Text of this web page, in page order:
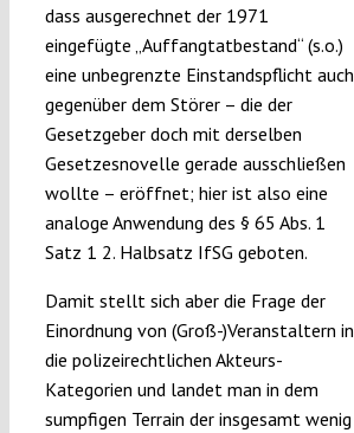
dass ausgerechnet der 1971
eingefügte „Auffangtatbestand“ (s.o.)
eine unbegrenzte Einstandspflicht auch
gegenüber dem Störer – die der
Gesetzgeber doch mit derselben
Gesetzesnovelle gerade ausschließen
wollte – eröffnet; hier ist also eine
analoge Anwendung des § 65 Abs. 1
Satz 1 2. Halbsatz IfSG geboten.
Damit stellt sich aber die Frage der
Einordnung von (Groß-)Veranstaltern in
die polizeirechtlichen Akteurs-
Kategorien und landet man in dem
sumpfigen Terrain der insgesamt wenig